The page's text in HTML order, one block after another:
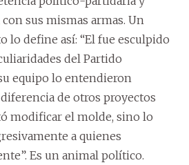
sus mismas armas. Un
lo define así: “El fue esculpido
del Partido
equipo lo entendieron
de otros proyectos
modificar el molde, sino lo
a quienes
Es un animal político.